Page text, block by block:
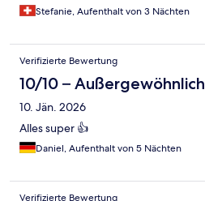
Stefanie, Aufenthalt von 3 Nächten
Verifizierte Bewertung
10/10 – Außergewöhnlich
10. Jän. 2026
Alles super 👍
Daniel, Aufenthalt von 5 Nächten
Verifizierte Bewertung